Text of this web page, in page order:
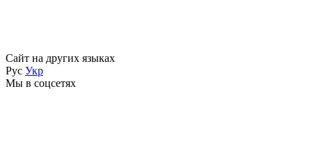
Сайт на других языках
Рус Укр
Мы в соцсетях